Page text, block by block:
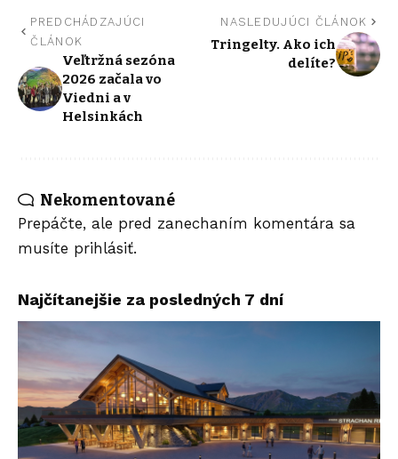
PREDCHÁDZAJÚCI
ČLÁNOK
Veľtržná sezóna
2026 začala vo
Viedni a v
Helsinkách
NASLEDUJÚCI ČLÁNOK
Tringelty. Ako ich
delíte?
Nekomentované
Prepáčte, ale pred zanechaním komentára sa
musíte prihlásiť.
Najčítanejšie za posledných 7 dní